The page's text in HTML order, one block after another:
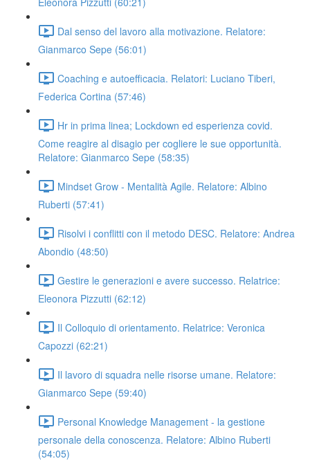
Dal senso del lavoro alla motivazione. Relatore:
Gianmarco Sepe (56:01)
Coaching e autoefficacia. Relatori: Luciano Tiberi,
Federica Cortina (57:46)
Hr in prima linea; Lockdown ed esperienza covid.
Come reagire al disagio per cogliere le sue opportunità.
Relatore: Gianmarco Sepe (58:35)
Mindset Grow - Mentalità Agile. Relatore: Albino
Ruberti (57:41)
Risolvi i conflitti con il metodo DESC. Relatore: Andrea
Abondio (48:50)
Gestire le generazioni e avere successo. Relatrice:
Eleonora Pizzutti (62:12)
Il Colloquio di orientamento. Relatrice: Veronica
Capozzi (62:21)
Il lavoro di squadra nelle risorse umane. Relatore:
Gianmarco Sepe (59:40)
Personal Knowledge Management - la gestione
personale della conoscenza. Relatore: Albino Ruberti
(54:05)